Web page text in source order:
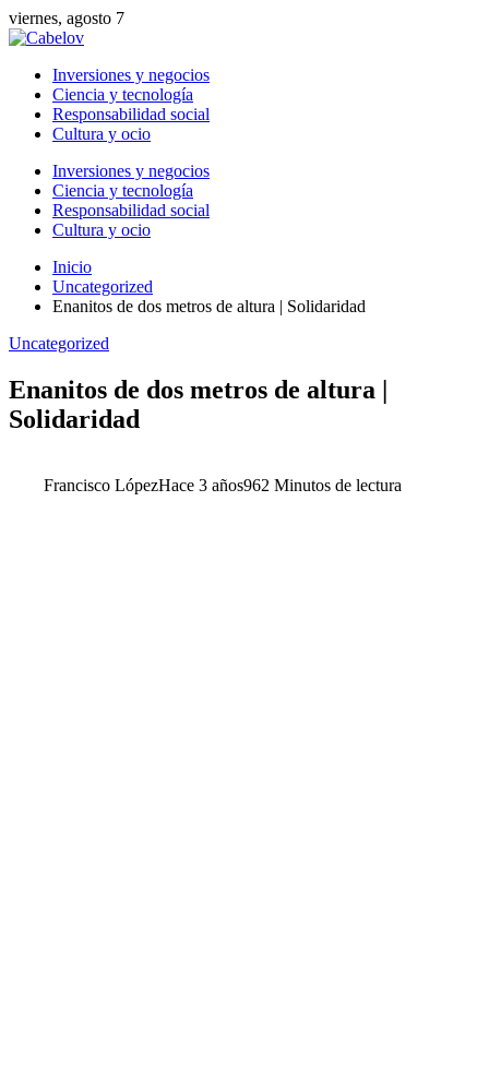
viernes, agosto 7
Inversiones y negocios
Ciencia y tecnología
Responsabilidad social
Cultura y ocio
Inversiones y negocios
Ciencia y tecnología
Responsabilidad social
Cultura y ocio
Inicio
Uncategorized
Enanitos de dos metros de altura | Solidaridad
Uncategorized
Enanitos de dos metros de altura |
Solidaridad
Francisco LópezHace 3 años962 Minutos de lectura